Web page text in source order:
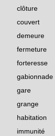
clôture
couvert
demeure
fermeture
forteresse
gabionnade
gare
grange
habitation
immunité